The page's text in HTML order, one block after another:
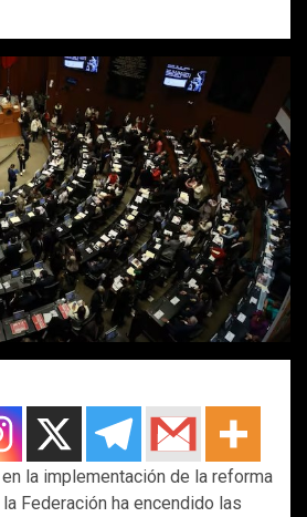
la implementación de la reforma
Federación ha encendido las